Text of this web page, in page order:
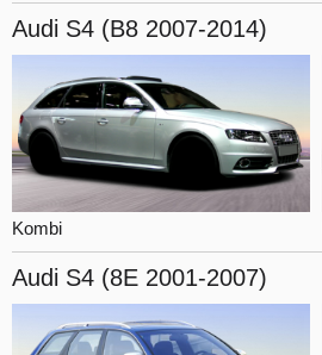
Audi S4 (B8 2007-2014)
Kombi
Audi S4 (8E 2001-2007)